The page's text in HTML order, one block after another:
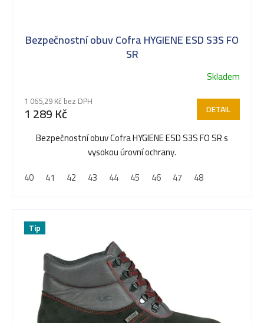
Bezpečnostní obuv Cofra HYGIENE ESD S3S FO
SR
Skladem
1 065,29 Kč bez DPH
1 289 Kč DETAIL
Bezpečnostní obuv Cofra HYGIENE ESD S3S FO SR s
vysokou úrovní ochrany.
40
41 42 43 44 45 46 47 48
Tip